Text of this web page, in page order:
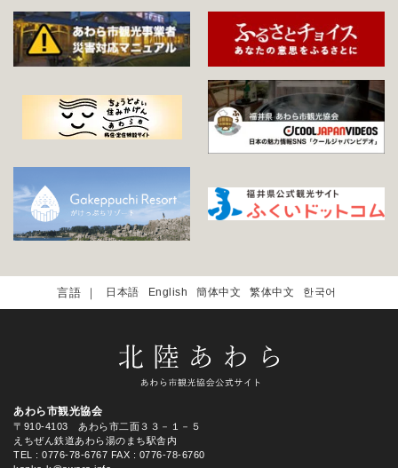
日本語 English 簡体中文 繁体中文 한국어
あわら市観光協会
〒910-4103 あわら市二面３３－１－５
えちぜん鉄道あわら湯のまち駅舎内
TEL
: 0776-78-6767 FAX : 0776-78-6760